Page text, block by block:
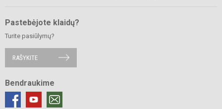
Pastebėjote klaidų?
Turite pasiūlymų?
RAŠYKITE
Bendraukime